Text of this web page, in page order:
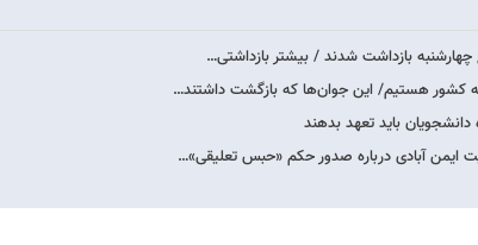
هستیم/ این جوان‌ها که بازگشت داشتند…
دانشجویان باید تعهد بدهند
ایمن آبادی درباره صدور حکم «حبس تعلیقی»…